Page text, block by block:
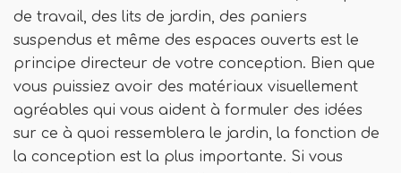
de travail, des lits de jardin, des paniers
suspendus et même des espaces ouverts est le
principe directeur de votre conception. Bien que
vous puissiez avoir des matériaux visuellement
agréables qui vous aident à formuler des idées
sur ce à quoi ressemblera le jardin, la fonction de
la conception est la plus importante. Si vous